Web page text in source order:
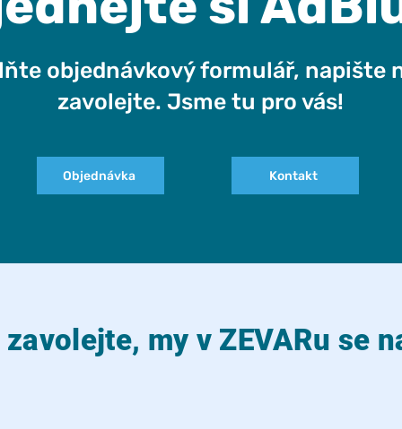
objednávkový formulář, napište
zavolejte. Jsme tu pro vás!
Objednávka Kontakt
my v ZEVARu se